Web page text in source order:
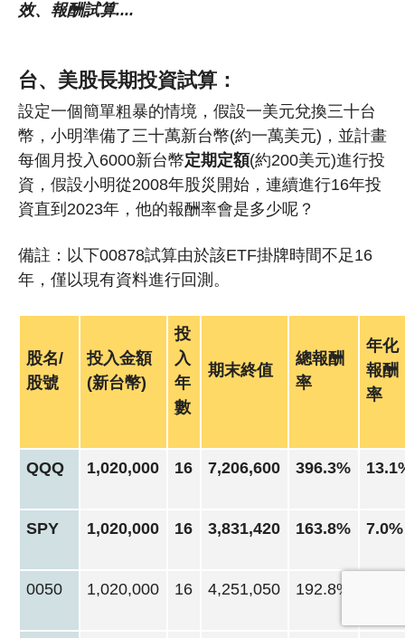
效、報酬試算....
台、美股長期投資試算：
設定一個簡單粗暴的情境，假設一美元兌換三十台
幣，小明準備了三十萬新台幣(約一萬美元)，並計畫
每個月投入6000新台幣定期定額(約200美元)進行投
資，假設小明從2008年股災開始，連續進行16年投
資直到2023年，他的報酬率會是多少呢？
備註：以下00878試算由於該ETF掛牌時間不足16
年，僅以現有資料進行回測。
股名/
股號
投入金額
(新台幣)
投
入
年
數
期末終值
總報酬
率
年化
報酬
率
QQQ 1,020,000 16 7,206,600 396.3%
SPY 1,020,000 16 3,831,420 163.8% 7.0%
0050 1,020,000 16 4,251,050 192.8%